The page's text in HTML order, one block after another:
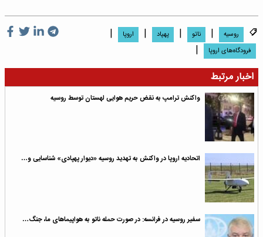
روسیه | ناتو | پهپاد | اروپا |
فرودگاه‌های اروپا
|
اخبار مرتبط
واکنش ترامپ به نقض حریم هوایی لهستان توسط روسیه
اتحادیه اروپا در واکنش به تهدید روسیه «دیوار پهپادی» شناسایی و…
سفیر روسیه در فرانسه: در صورت حمله ناتو به هواپیماهای ما، جنگ…